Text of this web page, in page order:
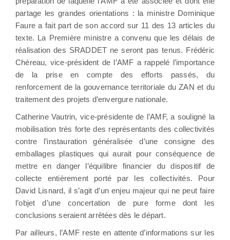
partage les grandes orientations : la ministre Dominique
Faure a fait part de son accord sur 11 des 13 articles du
texte. La Première ministre a convenu que les délais de
réalisation des SRADDET ne seront pas tenus. Frédéric
Chéreau, vice-président de l’AMF a rappelé l’importance
de la prise en compte des efforts passés, du
renforcement de la gouvernance territoriale du ZAN et du
traitement des projets d’envergure nationale.
Catherine Vautrin, vice-présidente de l’AMF, a souligné la
mobilisation très forte des représentants des collectivités
contre l’instauration généralisée d’une consigne des
emballages plastiques qui aurait pour conséquence de
mettre en danger l’équilibre financier du dispositif de
collecte entièrement porté par les collectivités. Pour
David Lisnard, il s’agit d’un enjeu majeur qui ne peut faire
l’objet d’une concertation de pure forme dont les
conclusions seraient arrêtées dès le départ.
Par ailleurs, l’AMF reste en attente d’informations sur les